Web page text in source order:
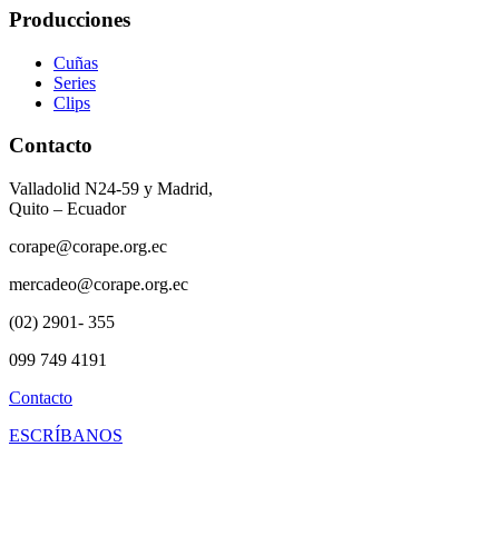
Producciones
Cuñas
Series
Clips
Contacto
Valladolid N24-59 y Madrid,
Quito – Ecuador
corape@corape.org.ec
mercadeo@corape.org.ec
(02) 2901- 355
099 749 4191
Contacto
ESCRÍBANOS